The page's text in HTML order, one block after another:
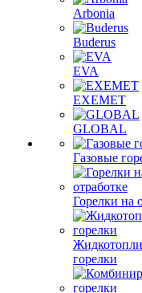
Arbonia
Buderus
EVA
EXEMET
GLOBAL
Газовые
Горелки на
горелки